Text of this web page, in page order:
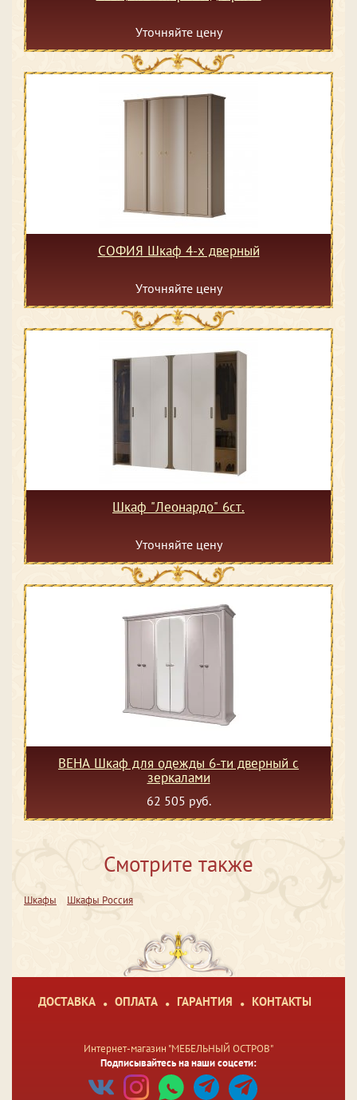
Уточняйте цену
СОФИЯ Шкаф 4-х дверный
Уточняйте цену
Шкаф "Леонардо" 6ст.
Уточняйте цену
ВЕНА Шкаф для одежды 6-ти дверный с
зеркалами
62 505 руб.
Смотрите также
Шкафы Шкафы Россия
ДОСТАВКА ОПЛАТА ГАРАНТИЯ КОНТАКТЫ
Интернет-магазин "МЕБЕЛЬНЫЙ ОСТРОВ"
Подписывайтесь на наши соцсети: